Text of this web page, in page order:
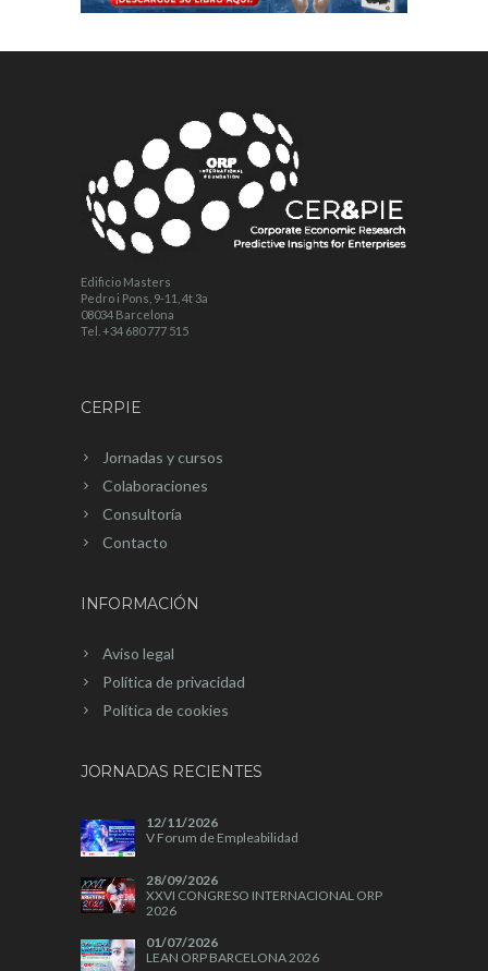
Edificio Masters
Pedro i Pons, 9-11, 4t 3a
08034 Barcelona
Tel. +34 680 777 515
CERPIE
Jornadas y cursos
Colaboraciones
Consultoría
Contacto
INFORMACIÓN
Aviso legal
Política de privacidad
Política de cookies
JORNADAS RECIENTES
12/11/2026
V Forum de Empleabilidad
28/09/2026
XXVI CONGRESO INTERNACIONAL ORP
2026
01/07/2026
LEAN ORP BARCELONA 2026